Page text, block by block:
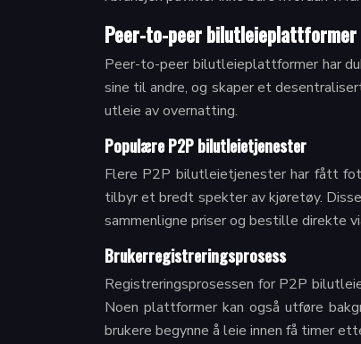
Peer-to-peer bilutleieplattformer
Peer-to-peer bilutleieplattformer har
sine til andre, og skaper et
utleie av overnatting.
Populære P2P bilutleietjenester
Flere P2P bilutleietjenester har fått
tilbyr et bredt spekter av kjøretøy.
sammenligne priser og bestille direkte
Brukerregistreringsprosess
Registreringsprosessen for P2P
Noen plattformer kan også utføre
brukere begynne å leie innen få timer